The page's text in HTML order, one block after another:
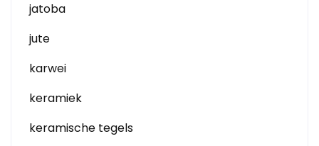
jatoba
jute
karwei
keramiek
keramische tegels